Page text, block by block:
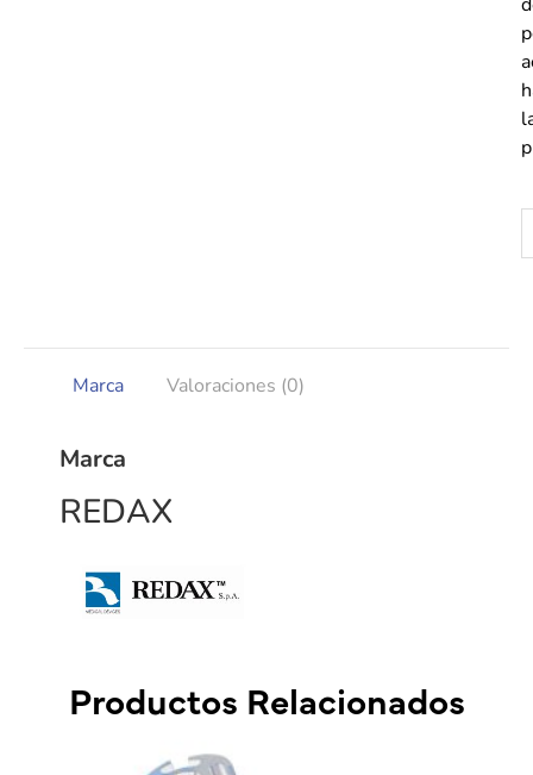
Marca Valoraciones (0)
Marca
REDAX
Productos Relacionados